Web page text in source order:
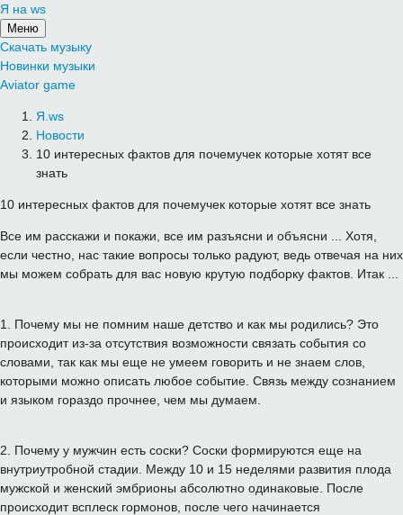
Я на ws
Меню
Скачать музыку
Новинки музыки
Aviator game
Я.ws
Новости
10 интересных фактов для почемучек которые хотят все
знать
10 интересных фактов для почемучек которые хотят все знать
Все им расскажи и покажи все им разъясни и объясни Хотя
если честно нас такие вопросы только радуют, ведь отвечая на них
мы можем собрать для вас новую крутую подборку фактов Итак
1 Почему мы не помним наше детство и как мы родились? Это
происходит из-за отсутствия возможности связать события со
словами так как мы еще не умеем говорить и не знаем слов
которыми можно описать любое событие. Связь между сознанием
и языком гораздо прочнее чем мы думаем
2 Почему у мужчин есть соски? Соски формируются еще на
внутриутробной стадии Между 10 и 15 неделями развития плода
мужской и женский эмбрионы абсолютно одинаковые После
происходит всплеск гормонов после чего начинается